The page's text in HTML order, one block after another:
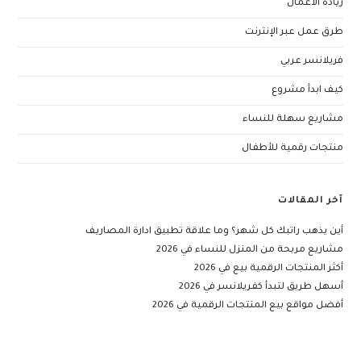
ريادة الأعمال
طرق عمل عبر الإنترنت
فريلانسر عربي
كيف ابدأ مشروع
مشاريع سهلة للنساء
منتجات رقمية للأطفال
آخر المقالات
أين يذهب راتبك كل شهر؟ وما علاقة تطبيق ادارة المصاريف
مشاريع مربحة من المنزل للنساء في 2026
أكثر المنتجات الرقمية بيع في 2026
أسهل طريق لتبدأ كفريلانسر في 2026
أفضل مواقع بيع المنتجات الرقمية في 2026